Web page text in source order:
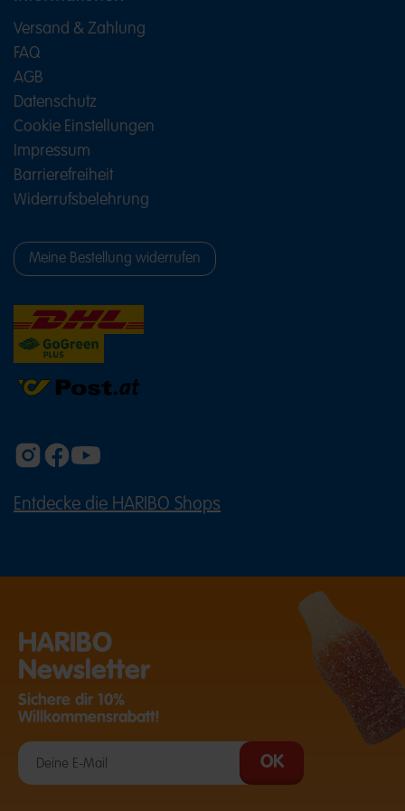
Versand & Zahlung
FAQ
AGB
Datenschutz
Cookie Einstellungen
Impressum
Barrierefreiheit
Widerrufsbelehrung
Meine Bestellung widerrufen
Entdecke die HARIBO Shops
HARIBO
Newsletter
Sichere dir 10%
Willkommensrabatt!